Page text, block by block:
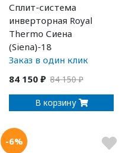
Сплит-система
инверторная Royal
Thermo Сиена
(Siena)-18
Заказ в один клик
84 150 ₽ 84 150 ₽
В корзину
-6%